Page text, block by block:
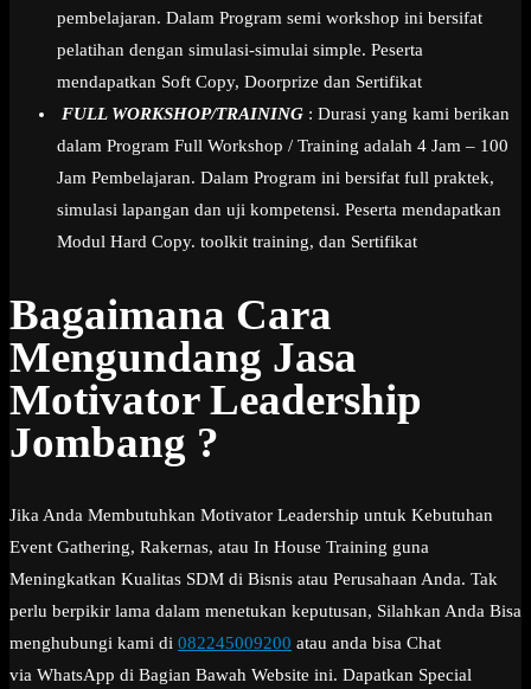
pembelajaran. Dalam Program semi workshop ini bersifat
pelatihan dengan simulasi-simulai simple. Peserta
mendapatkan Soft Copy, Doorprize dan Sertifikat
FULL WORKSHOP/TRAINING : Durasi yang kami berikan
dalam Program Full Workshop / Training adalah 4 Jam – 100
Jam Pembelajaran. Dalam Program ini bersifat full praktek,
simulasi lapangan dan uji kompetensi. Peserta mendapatkan
Modul Hard Copy. toolkit training, dan Sertifikat
Bagaimana Cara
Mengundang Jasa
Motivator Leadership
Jombang ?
Jika Anda Membutuhkan Motivator Leadership untuk Kebutuhan
Event Gathering, Rakernas, atau In House Training guna
Meningkatkan Kualitas SDM di Bisnis atau Perusahaan Anda. Tak
perlu berpikir lama dalam menetukan keputusan, Silahkan Anda Bisa
menghubungi kami di 082245009200 atau anda bisa Chat
via WhatsApp di Bagian Bawah Website ini. Dapatkan Special